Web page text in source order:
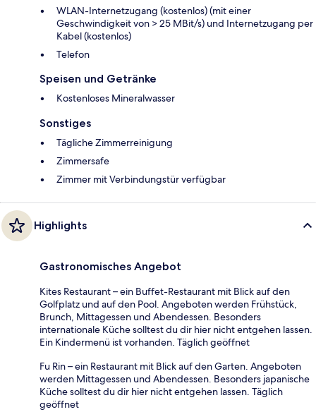
WLAN-Internetzugang (kostenlos) (mit einer
Geschwindigkeit von > 25 MBit/s) und Internetzugang per
Kabel (kostenlos)
Telefon
Speisen und Getränke
Kostenloses Mineralwasser
Sonstiges
Tägliche Zimmerreinigung
Zimmersafe
Zimmer mit Verbindungstür verfügbar
Highlights
Gastronomisches Angebot
Kites Restaurant – ein Buffet-Restaurant mit Blick auf den
Golfplatz und auf den Pool. Angeboten werden Frühstück,
Brunch, Mittagessen und Abendessen. Besonders
internationale Küche solltest du dir hier nicht entgehen lassen.
Ein Kindermenü ist vorhanden. Täglich geöffnet
Fu Rin – ein Restaurant mit Blick auf den Garten. Angeboten
werden Mittagessen und Abendessen. Besonders japanische
Küche solltest du dir hier nicht entgehen lassen. Täglich
geöffnet